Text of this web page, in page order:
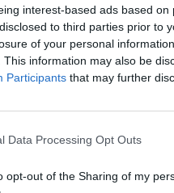
interest-based ads based
to third parties prior to
of your personal
This information may also be
Participants that may further
Data Processing Opt Outs
opt-out of the Sharing of my
na komarce, a